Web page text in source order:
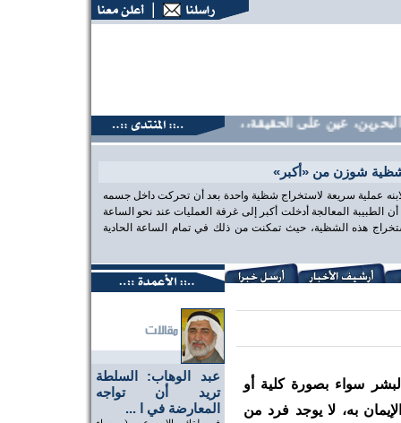
عين على الحقيقة،، منتديات البحرين، عين على
شوزن من «أكبر»
عملية سريعة لاستخراج شظية واحدة بعد أن تحركت داخل جسمه
المعالجة أدخلت أكبر إلى غرفة العمليات عند نحو الساعة
هذه الشظية، حيث تمكنت من ذلك في تمام الساعة الحادية
عبد الوهاب: السلطة
تريد أن تواجه
المعارضة في ا ...
سواء بصورة كلية أو
به، لا يوجد فرد من